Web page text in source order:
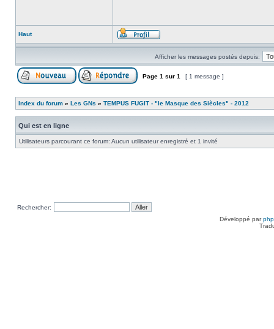
Haut
Afficher les messages postés depuis:
Page 1 sur 1 [ 1 message ]
Index du forum » Les GNs » TEMPUS FUGIT - "le Masque des Siècles" - 2012
Qui est en ligne
Utilisateurs parcourant ce forum: Aucun utilisateur enregistré et 1 invité
Rechercher:
Développé par